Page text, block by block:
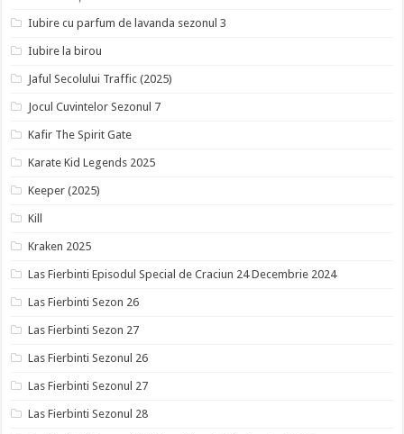
Iubire cu parfum de lavanda sezonul 3
Iubire la birou
Jaful Secolului Traffic (2025)
Jocul Cuvintelor Sezonul 7
Kafir The Spirit Gate
Karate Kid Legends 2025
Keeper (2025)
Kill
Kraken 2025
Las Fierbinti Episodul Special de Craciun 24 Decembrie 2024
Las Fierbinti Sezon 26
Las Fierbinti Sezon 27
Las Fierbinti Sezonul 26
Las Fierbinti Sezonul 27
Las Fierbinti Sezonul 28